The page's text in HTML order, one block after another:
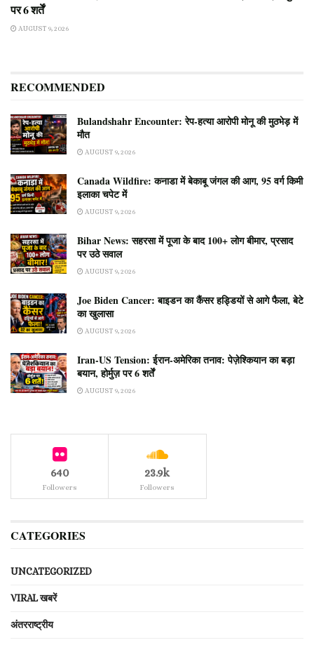
पर 6 शर्तें
AUGUST 9, 2026
RECOMMENDED
Bulandshahr Encounter: रेप-हत्या आरोपी मोनू की मुठभेड़ में
मौत
AUGUST 9, 2026
Canada Wildfire: कनाडा में बेकाबू जंगल की आग, 95 वर्ग किमी
इलाका चपेट में
AUGUST 9, 2026
Bihar News: सहरसा में पूजा के बाद 100+ लोग बीमार, प्रसाद
पर उठे सवाल
AUGUST 9, 2026
Joe Biden Cancer: बाइडन का कैंसर हड्डियों से आगे फैला, बेटे
का खुलासा
AUGUST 9, 2026
Iran-US Tension: ईरान-अमेरिका तनाव: पेज़ेश्कियान का बड़ा
बयान, होर्मुज़ पर 6 शर्तें
AUGUST 9, 2026
640
Followers
23.9k
Followers
CATEGORIES
UNCATEGORIZED
VIRAL खबरें
अंतरराष्ट्रीय